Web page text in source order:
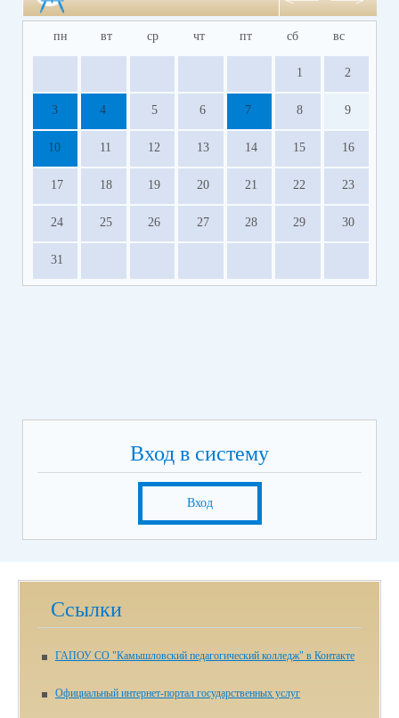
пн вт ср чт пт сб вс
1 2
3 4 5 6 7 8 9
10 11 12 13 14 15 16
17 18 19 20 21 22 23
24 25 26 27 28 29 30
31
Вход в систему
Вход
Ссылки
ГАПОУ СО "Камышловский педагогический колледж" в Контакте
Официальный интернет-портал государственных услуг